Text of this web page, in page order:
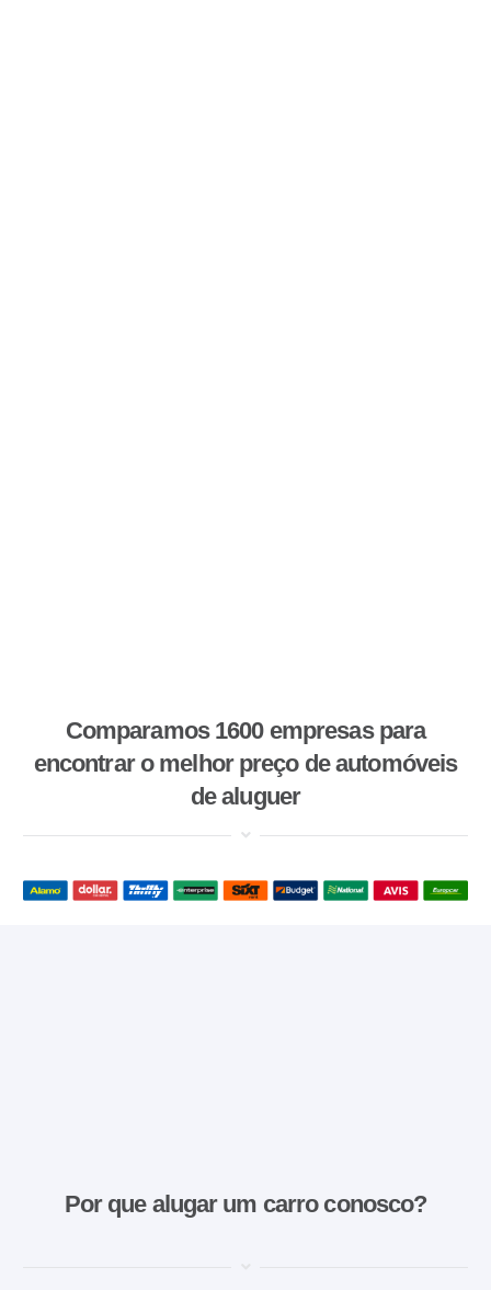
Comparamos 1600 empresas para
encontrar o melhor preço de automóveis
de aluguer
Por que alugar um carro conosco?